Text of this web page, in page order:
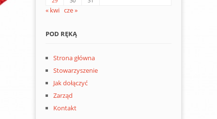
« kwi cze »
POD RĘKĄ
Strona główna
Stowarzyszenie
Jak dołączyć
Zarząd
Kontakt